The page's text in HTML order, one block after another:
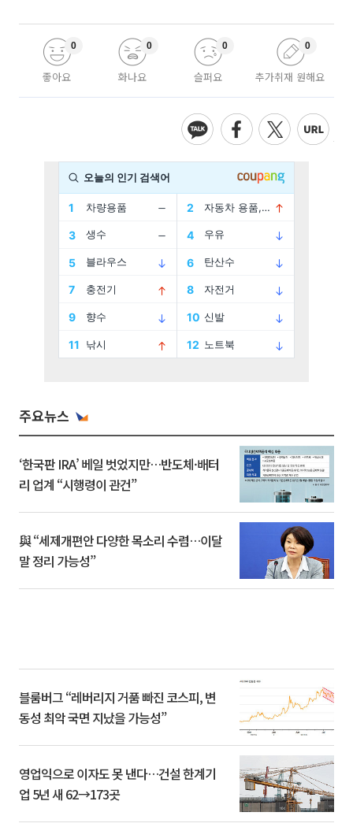
좋아요
0
화나요
0
슬퍼요
0
추가취재 원해요
0
주요뉴스
‘한국판 IRA’ 베일 벗었지만…반도체·배터
리 업계 “시행령이 관건”
與 “세제개편안 다양한 목소리 수렴…이달
말 정리 가능성”
블룸버그 “레버리지 거품 빠진 코스피, 변
동성 최악 국면 지났을 가능성”
영업익으로 이자도 못 낸다…건설 한계기
업 5년 새 62→173곳